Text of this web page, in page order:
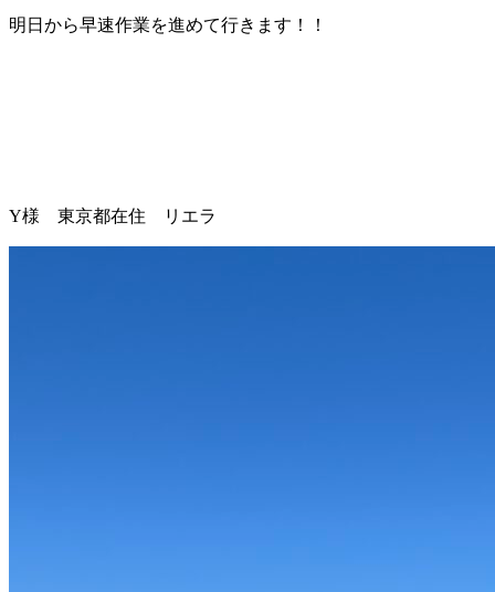
明日から早速作業を進めて行きます！！
Y様 東京都在住 リエラ